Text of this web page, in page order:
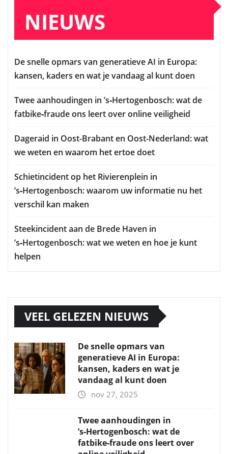
NIEUWS
De snelle opmars van generatieve AI in Europa:
kansen, kaders en wat je vandaag al kunt doen
Twee aanhoudingen in ’s‑Hertogenbosch: wat de
fatbike‑fraude ons leert over online veiligheid
Dageraid in Oost-Brabant en Oost-Nederland: wat
we weten en waarom het ertoe doet
Schietincident op het Rivierenplein in
’s‑Hertogenbosch: waarom uw informatie nu het
verschil kan maken
Steekincident aan de Brede Haven in
’s‑Hertogenbosch: wat we weten en hoe je kunt
helpen
VEEL GELEZEN NIEUWS
De snelle opmars van
generatieve AI in Europa:
kansen, kaders en wat je
vandaag al kunt doen
nov 27, 2025
Twee aanhoudingen in
’s‑Hertogenbosch: wat de
fatbike‑fraude ons leert over